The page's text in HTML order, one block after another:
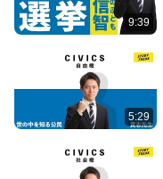
9:39
5:29